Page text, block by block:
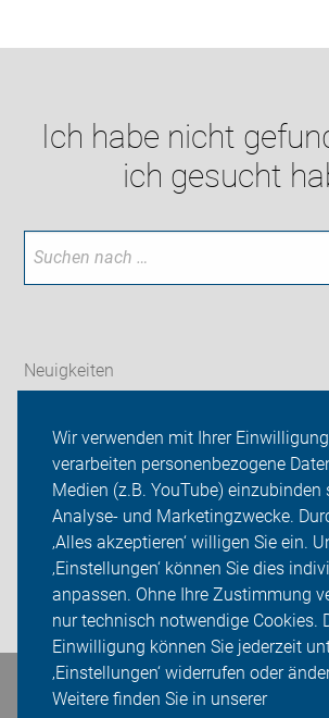
Wir verwenden mit Ihrer
verarbeiten personenbezogene
Medien (z.B. YouTube) einzubinden
Analyse- und Marketingzwecke.
‚Alles akzeptieren‘ willigen Sie ein.
‚Einstellungen‘ können Sie dies
anpassen. Ohne Ihre Zustimmung
nur technisch notwendige Cookies.
Einwilligung können Sie jederzeit
‚Einstellungen‘ widerrufen oder
Weitere finden Sie in unserer
Ich habe nicht
ich gesucht
Neuigkeiten
Tourenprogramm
Sei dabei
Presse
Login
Bleiben Sie in Kontakt